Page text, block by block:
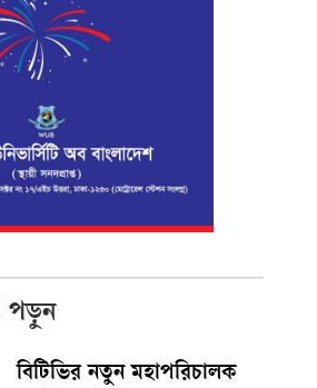
পড়ুন
বিটিভির নতুন মহাপরিচালক